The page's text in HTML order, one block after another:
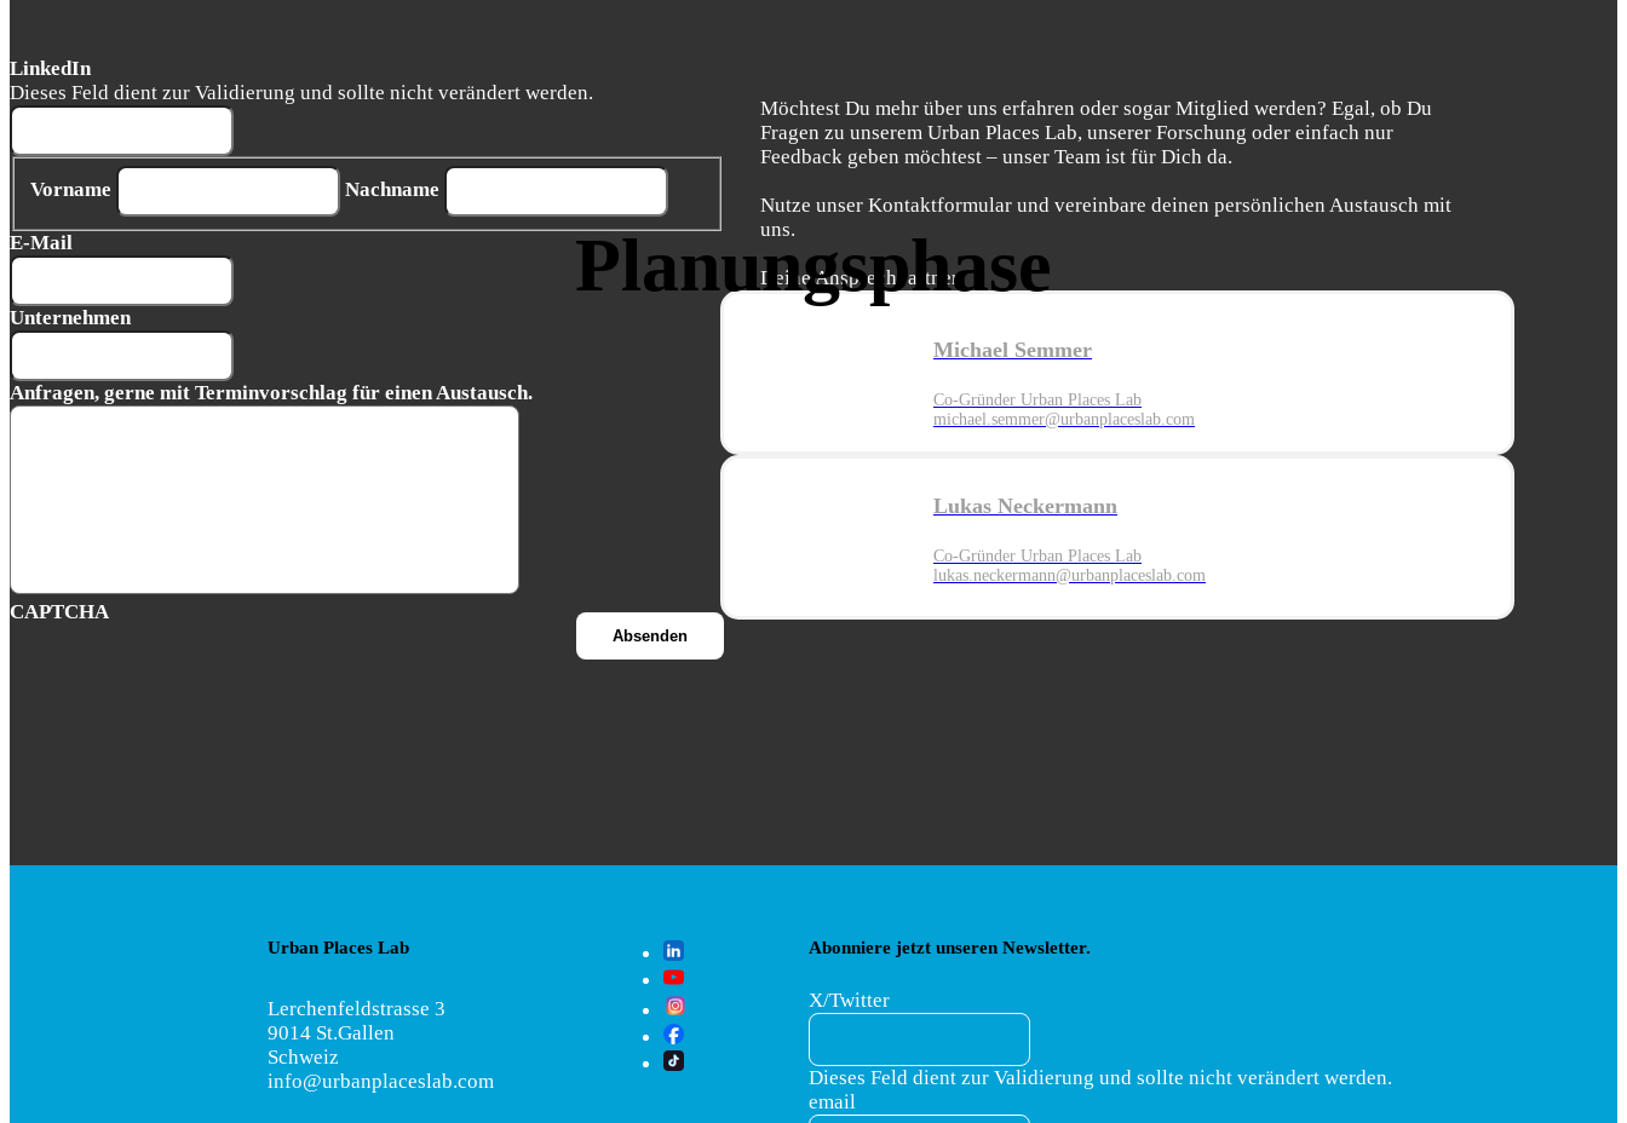
Planungsphase
LinkedIn
Dieses Feld dient zur Validierung und sollte nicht verändert werden.
Vorname Nachname
E-Mail
Unternehmen
Anfragen, gerne mit Terminvorschlag für einen Austausch.
CAPTCHA
Möchtest Du mehr über uns erfahren oder sogar Mitglied werden? Egal, ob Du
Fragen zu unserem Urban Places Lab, unserer Forschung oder einfach nur
Feedback geben möchtest – unser Team ist für Dich da.
Nutze unser Kontaktformular und vereinbare deinen persönlichen Austausch mit
uns.
Deine Ansprechpartner:
Michael Semmer
Co-Gründer Urban Places Lab
michael.semmer@urbanplaceslab.com
Lukas Neckermann
Co-Gründer Urban Places Lab
lukas.neckermann@urbanplaceslab.com
Urban Places Lab
Lerchenfeldstrasse 3
9014 St.Gallen
Schweiz
info@urbanplaceslab.com
Abonniere jetzt unseren Newsletter.
X/Twitter
Dieses Feld dient zur Validierung und sollte nicht verändert werden.
email